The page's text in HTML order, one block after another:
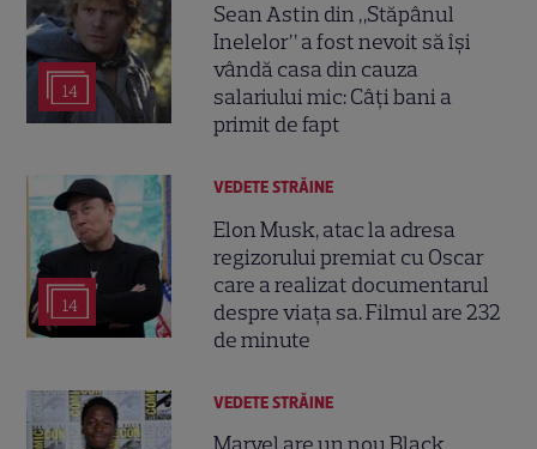
14
Sean Astin din „Stăpânul
Inelelor” a fost nevoit să își
vândă casa din cauza
salariului mic: Câți bani a
primit de fapt
14
VEDETE STRĂINE
Elon Musk, atac la adresa
regizorului premiat cu Oscar
care a realizat documentarul
despre viața sa. Filmul are 232
de minute
VEDETE STRĂINE